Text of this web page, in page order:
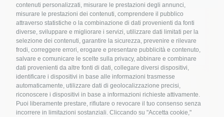
contenuti personalizzati, misurare le prestazioni degli annunci,
misurare le prestazioni dei contenuti, comprendere il pubblico
attraverso statistiche o la combinazione di dati provenienti da fonti
diverse, sviluppare e migliorare i servizi, utilizzare dati limitati per la
selezione dei contenuti, garantire la sicurezza, prevenire e rilevare
frodi, correggere errori, erogare e presentare pubblicità e contenuto,
salvare e comunicare le scelte sulla privacy, abbinare e combinare
dati provenienti da altre fonti di dati, collegare diversi dispositivi,
identificare i dispositivi in base alle informazioni trasmesse
automaticamente, utilizzare dati di geolocalizzazione precisi,
riconoscere i dispositivi in base a informazioni richieste attivamente.
Puoi liberamente prestare, rifiutare o revocare il tuo consenso senza
incorrere in limitazioni sostanziali. Cliccando su "Accetta cookie,"
Mangiare carne: una scelta
informata
Mangiare carne: una
scelta informata
ByElena Alquati | 27 Novembre 2024 | Categories:
Video,Video cultura | Tags:#ciboecultura;,
storiadelcibo,tradizione
Nome *